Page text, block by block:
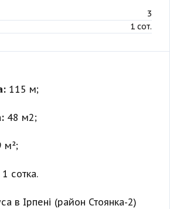
3
1 сот.
115 м;
48 м2;
м²;
1 сотка.
в Ірпені (район Стоянка-2)